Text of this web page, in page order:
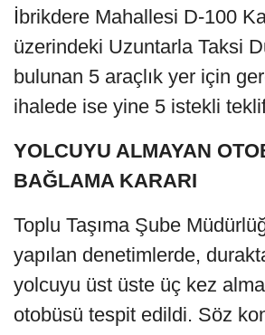
İbrikdere Mahallesi D-100
üzerindeki Uzuntarla Taksi
bulunan 5 araçlık yer için
ihalede ise yine 5 istekli
YOLCUYU ALMAYAN
BAĞLAMA KARARI
Toplu Taşıma Şube
yapılan denetimlerde,
yolcuyu üst üste üç kez
otobüsü tespit edildi. Söz